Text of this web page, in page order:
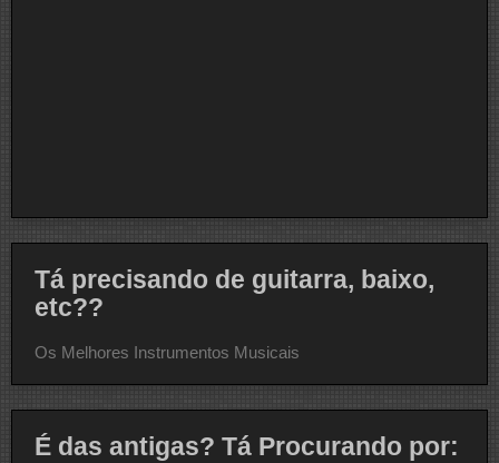
Tá precisando de guitarra, baixo,
etc??
Os Melhores Instrumentos Musicais
É das antigas? Tá Procurando por: